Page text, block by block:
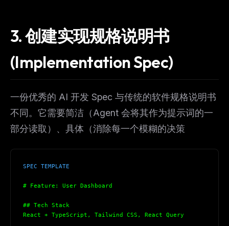
3. 创建实现规格说明书
(Implementation Spec)
一份优秀的 AI 开发 Spec 与传统的软件规格说明书
不同。它需要简洁（Agent 会将其作为提示词的一
部分读取）、具体（消除每一个模糊的决策
SPEC TEMPLATE
# Feature: User Dashboard
## Tech Stack
React + TypeScript, Tailwind CSS, React Query